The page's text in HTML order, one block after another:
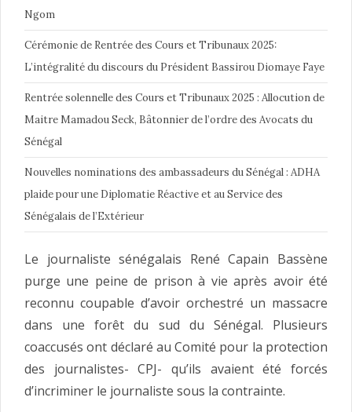
Ngom
Cérémonie de Rentrée des Cours et Tribunaux 2025:
L’intégralité du discours du Président Bassirou Diomaye Faye
Rentrée solennelle des Cours et Tribunaux 2025 : Allocution de
Maitre Mamadou Seck, Bâtonnier de l’ordre des Avocats du
Sénégal
Nouvelles nominations des ambassadeurs du Sénégal : ADHA
plaide pour une Diplomatie Réactive et au Service des
Sénégalais de l’Extérieur
Le journaliste sénégalais René Capain Bassène
purge une peine de prison à vie après avoir été
reconnu coupable d’avoir orchestré un massacre
dans une forêt du sud du Sénégal. Plusieurs
coaccusés ont déclaré au Comité pour la protection
des journalistes- CPJ- qu’ils avaient été forcés
d’incriminer le journaliste sous la contrainte.